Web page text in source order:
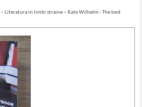
» Literatura in limbi straine » Kate Wilhelm - The best